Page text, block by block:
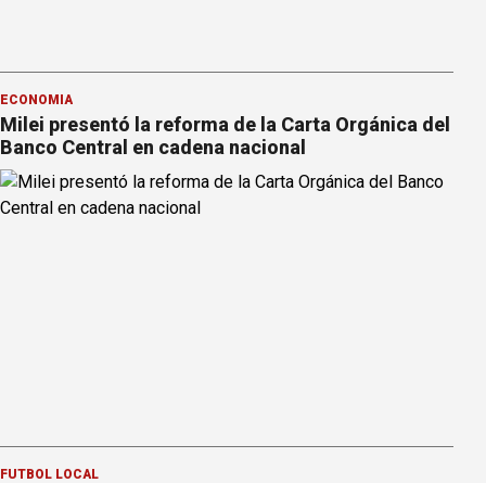
ECONOMÍA
Milei presentó la reforma de la Carta Orgánica del
Banco Central en cadena nacional
FÚTBOL LOCAL